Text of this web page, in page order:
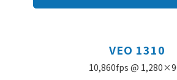
VEO 1310
10,860fps @